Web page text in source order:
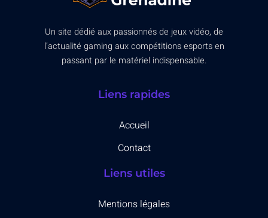
Un site dédié aux passionnés de jeux vidéo, de
l’actualité gaming aux compétitions esports en
passant par le matériel indispensable.
Liens rapides
Accueil
Contact
Liens utiles
Mentions légales